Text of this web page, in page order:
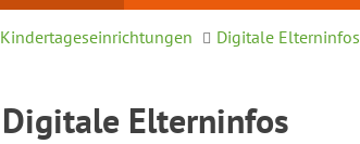
Kindertageseinrichtungen Digitale Elterninfos
Digitale Elterninfos